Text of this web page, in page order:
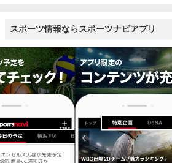
スポーツ情報ならスポーツナビアプリ